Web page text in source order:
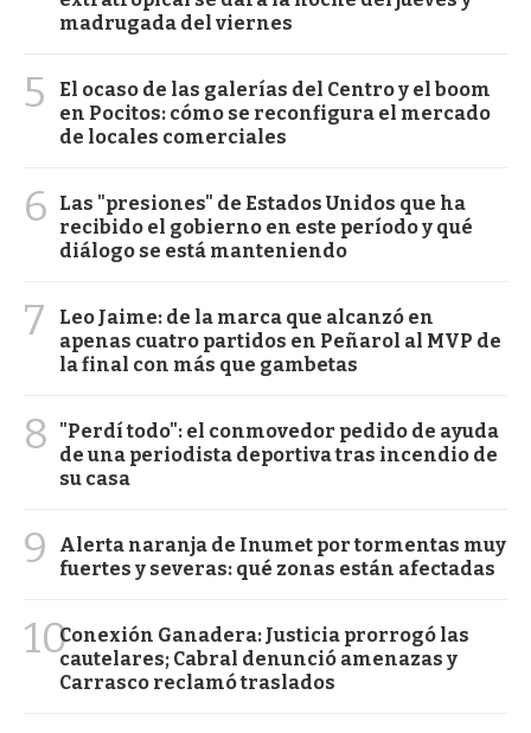
madrugada del viernes
5
El ocaso de las galerías del Centro y el boom
en Pocitos: cómo se reconfigura el mercado
de locales comerciales
6
Las "presiones" de Estados Unidos que ha
recibido el gobierno en este período y qué
diálogo se está manteniendo
7
Leo Jaime: de la marca que alcanzó en
apenas cuatro partidos en Peñarol al MVP de
la final con más que gambetas
8
"Perdí todo": el conmovedor pedido de ayuda
de una periodista deportiva tras incendio de
su casa
9
Alerta naranja de Inumet por tormentas muy
fuertes y severas: qué zonas están afectadas
10Conexión Ganadera: Justicia prorrogó las
cautelares; Cabral denunció amenazas y
Carrasco reclamó traslados